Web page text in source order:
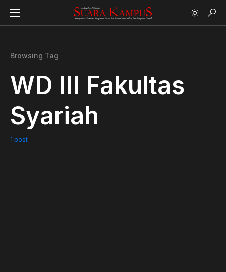
Browsing Tag
WD III Fakultas
Syariah
1 post